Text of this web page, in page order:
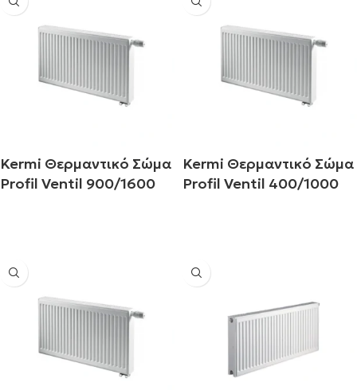
Kermi Θερμαντικό Σώμα
Profil Ventil 900/1600
Kermi Θερμαντικό Σώμα
Profil Ventil 400/1000